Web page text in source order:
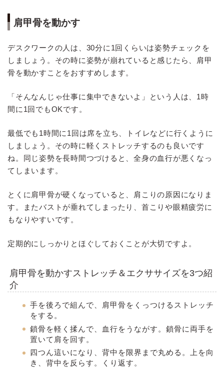
肩甲骨を動かす
デスクワークの人は、30分に1回くらいは姿勢チェックを
しましょう。その時に姿勢が崩れていると感じたら、肩甲
骨を動かすことをおすすめします。
「そんなんじゃ仕事に集中できないよ」という人は、1時
間に1回でもOKです。
最低でも1時間に1回は席を立ち、トイレなどに行くように
しましょう。その時に軽くストレッチするのも良いです
ね。同じ姿勢を長時間つづけると、全身の血行が悪くなっ
てしまいます。
とくに肩甲骨が硬くなっていると、肩こりの原因になりま
す。またバストが垂れてしまったり、首こりや眼精疲労に
もなりやすいです。
定期的にしっかりとほぐしておくことが大切ですよ。
肩甲骨を動かすストレッチ＆エクササイズを3つ紹
介
手を後ろで組んで、肩甲骨をくっつけるストレッチ
をする。
鎖骨を軽く揉んで、血行をうながす。鎖骨に両手を
置いて肩を回す。
四つん這いになり、背中を限界まで丸める。上を向
き、背中を反らす。くり返す。